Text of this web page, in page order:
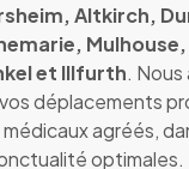
Altkirch,
et Illfurth. Nous
déplacements
agréés,
optimales.